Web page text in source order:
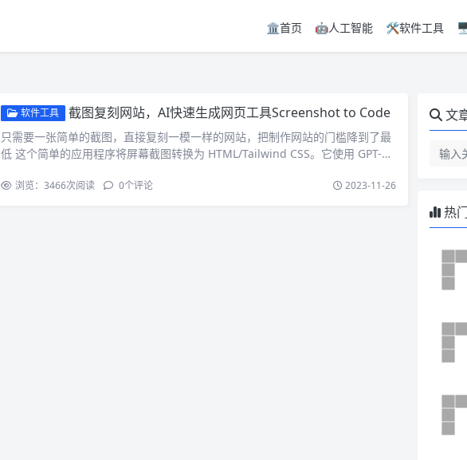
🏛️首页 🤖人工智能 🛠️软件工具
软件工具 截图复刻网站，AI快速生成网页工具Screenshot to Code
只需要一张简单的截图，直接复刻一模一样的网站，把制作网站的门槛降到了最
低 这个简单的应用程序将屏幕截图转换为 HTML/Tailwind CSS。它使用 GPT-4
浏览：3466次阅读 0个评论 2023-11-26
文
热